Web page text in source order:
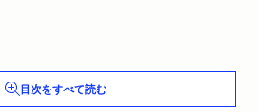
読者賞
〕 目次をすべて読む